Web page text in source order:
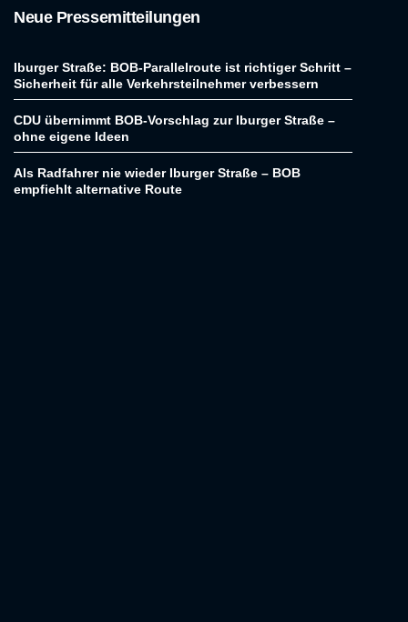
Neue Pressemitteilungen
Iburger Straße: BOB-Parallelroute ist richtiger Schritt –
Sicherheit für alle Verkehrsteilnehmer verbessern
CDU übernimmt BOB-Vorschlag zur Iburger Straße –
ohne eigene Ideen
Als Radfahrer nie wieder Iburger Straße – BOB
empfiehlt alternative Route